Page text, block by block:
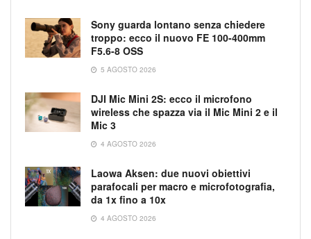
Sony guarda lontano senza chiedere
troppo: ecco il nuovo FE 100-400mm
F5.6-8 OSS
5 AGOSTO 2026
DJI Mic Mini 2S: ecco il microfono
wireless che spazza via il Mic Mini 2 e il
Mic 3
4 AGOSTO 2026
Laowa Aksen: due nuovi obiettivi
parafocali per macro e microfotografia,
da 1x fino a 10x
4 AGOSTO 2026